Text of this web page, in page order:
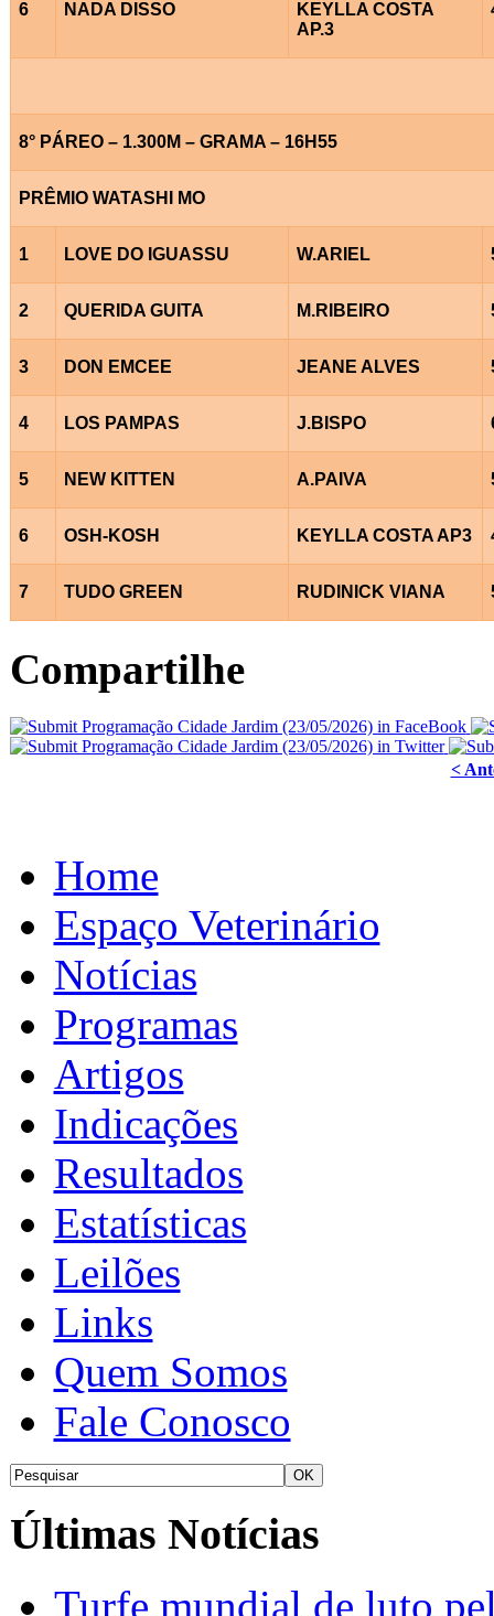
6 NADA DISSO
KEYLLA COSTA
AP.3
8° PÁREO – 1.300M – GRAMA – 16H55
PRÊMIO WATASHI MO
1 LOVE DO IGUASSU W.ARIEL
2 QUERIDA GUITA M.RIBEIRO
3 DON EMCEE JEANE ALVES
4 LOS PAMPAS J.BISPO
5 NEW KITTEN A.PAIVA
6 OSH-KOSH KEYLLA COSTA AP3
7 TUDO GREEN RUDINICK VIANA
Compartilhe
<
Home
Espaço Veterinário
Notícias
Programas
Artigos
Indicações
Resultados
Estatísticas
Leilões
Links
Quem Somos
Fale Conosco
Últimas Notícias
Turfe mundial de luto